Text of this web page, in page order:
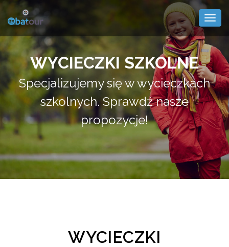
WYCIECZKI SZKOLNE
Specjalizujemy się w wycieczkach
szkolnych. Sprawdź nasze
propozycje!
WYCIECZKI